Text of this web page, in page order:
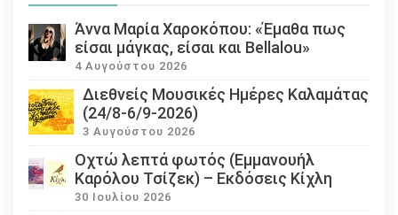
Άννα Μαρία Χαροκόπου: «Έμαθα πως
είσαι μάγκας, είσαι και Bellalou»
4 Αυγούστου 2026
Διεθνείς Μουσικές Ημέρες Καλαμάτας
(24/8-6/9-2026)
3 Αυγούστου 2026
Οχτώ λεπτά φωτός (Εμμανουήλ
Καρόλου Τσίζεκ) – Εκδόσεις Κίχλη
30 Ιουλίου 2026